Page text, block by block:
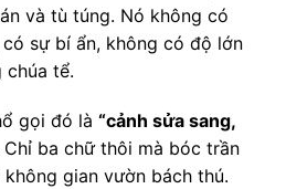
và tù túng. Nó không có
sự bí ẩn, không có độ lớn
chúa tể.
gọi đó là “cảnh sửa sang,
Chỉ ba chữ thôi mà bóc trần
gian vườn bách thú.